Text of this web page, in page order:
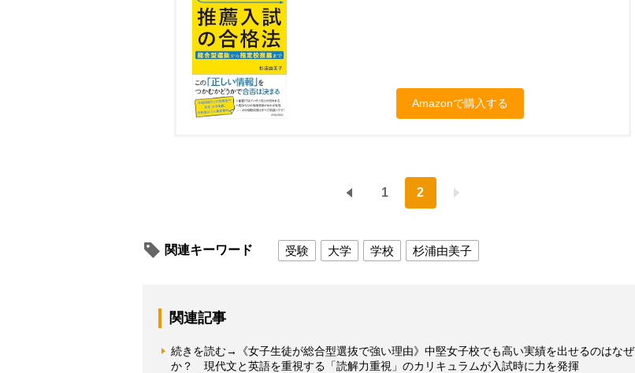
Amazonで購入する
1 2
関連キーワード 受験 大学 学校 杉浦由美子
関連記事
続きを読む→《女子生徒が総合型選抜で強い理由》中堅女子校でも高い実績を出せるのはなぜ
か？ 現代文と英語を重視する「読解力重視」のカリキュラムが入試時に力を発揮